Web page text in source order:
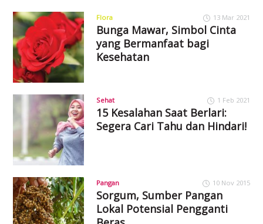
Flora 13 Mar 2021
Bunga Mawar, Simbol Cinta
yang Bermanfaat bagi
Kesehatan
Sehat 1 Feb 2021
15 Kesalahan Saat Berlari:
Segera Cari Tahu dan Hindari!
Pangan 10 Nov 2015
Sorgum, Sumber Pangan
Lokal Potensial Pengganti